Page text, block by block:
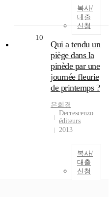
복사/
대출
신청
10
Qui a tendu un
piège dans la
pinède par une
journée fleurie
de printemps ?
은희경
Decrescenzo
éditeurs
2013
복사/
대출
신청